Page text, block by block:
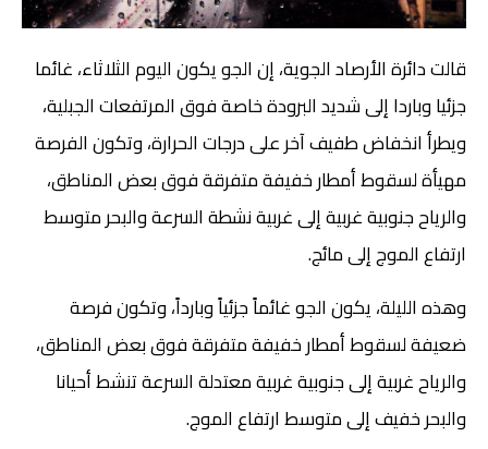
قالت دائرة الأرصاد الجوية، إن الجو يكون اليوم الثلاثاء، غائما
جزئيا وباردا إلى شديد البرودة خاصة فوق المرتفعات الجبلية،
ويطرأ انخفاض طفيف آخر على درجات الحرارة، وتكون الفرصة
مهيأة لسقوط أمطار خفيفة متفرقة فوق بعض المناطق،
والرياح جنوبية غربية إلى غربية نشطة السرعة والبحر متوسط
ارتفاع الموج إلى مائج.
وهذه الليلة، يكون الجو غائماً جزئياً وبارداً، وتكون فرصة
ضعيفة لسقوط أمطار خفيفة متفرقة فوق بعض المناطق،
والرياح غربية إلى جنوبية غربية معتدلة السرعة تنشط أحيانا
والبحر خفيف إلى متوسط ارتفاع الموج.